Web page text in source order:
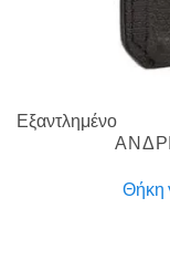
Εξαντλημένο
Θήκη